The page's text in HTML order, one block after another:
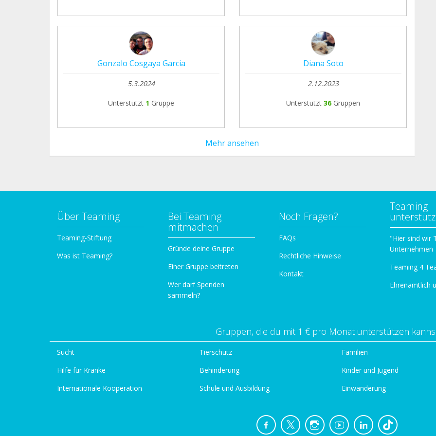
Gonzalo Cosgaya Garcia
5.3.2024
Unterstützt 1 Gruppe
Diana Soto
2.12.2023
Unterstützt 36 Gruppen
Mehr ansehen
Über Teaming
Teaming-Stiftung
Was ist Teaming?
Bei Teaming
mitmachen
Gründe deine Gruppe
Einer Gruppe beitreten
Wer darf Spenden
sammeln?
Noch Fragen?
FAQs
Rechtliche Hinweise
Kontakt
Teaming
"Hier sind wir
Unternehmen
Teaming 4
Ehrenamtlich
Gruppen, die du mit 1 € pro Monat unterstützen
Sucht
Hilfe für Kranke
Internationale Kooperation
Tierschutz
Behinderung
Schule und Ausbildung
Familien
Kinder und Jugend
Einwanderung